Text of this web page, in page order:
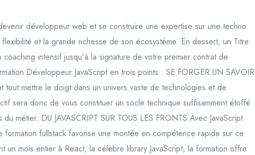
développeur web et se construire une expertise sur une techno
et la grande richesse de son écosystème. En dessert, un Titre
intensif jusqu'à la signature de votre premier contrat de
Développeur JavaScript en trois points : SE FORGER UN SAVOIR
tout mettre le doigt dans un univers vaste de technologies et de
sera donc de vous constituer un socle technique suffisamment étoffé
métier. DU JAVASCRIPT SUR TOUS LES FRONTS Avec JavaScript
fullstack favorise une montée en compétence rapide sur ce
un mois entier à React, la célèbre library JavaScript, la formation offre